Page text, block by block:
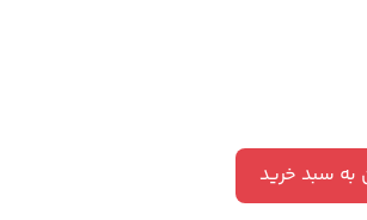
به سبد خرید